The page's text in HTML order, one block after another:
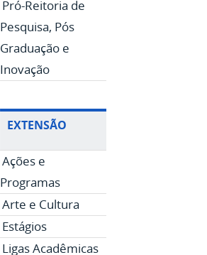
Pró-Reitoria de
Pesquisa, Pós
Graduação e
Inovação
EXTENSÃO
Ações e
Programas
Arte e Cultura
Estágios
Ligas Acadêmicas